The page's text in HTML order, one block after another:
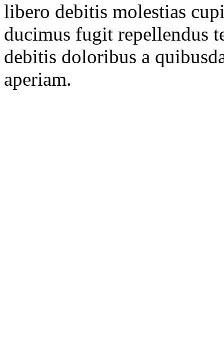
libero debitis molestias
ducimus fugit repellendus
debitis doloribus a
aperiam.